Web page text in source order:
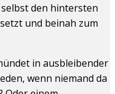
den hintersten
und beinah zum
in ausbleibender
wenn niemand da